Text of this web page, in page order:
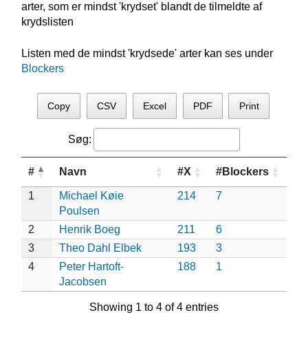
arter, som er mindst 'krydset' blandt de tilmeldte af
krydslisten
Listen med de mindst 'krydsede' arter kan ses under
Blockers
Copy CSV Excel PDF Print
Søg:
# Navn #X #Blockers
1
Michael Køie
Poulsen
214 7
2 Henrik Boeg 211
6
3
Theo Dahl Elbek 193
3
4
Peter Hartoft-
Jacobsen
188 1
Showing 1 to 4 of 4 entries